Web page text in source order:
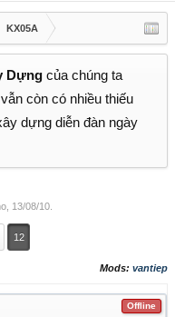
KX05A
Dựng của chúng ta
còn có nhiều thiếu
dựng diễn đàn ngày
13/08/10
12
Mods: vantiep
Offline